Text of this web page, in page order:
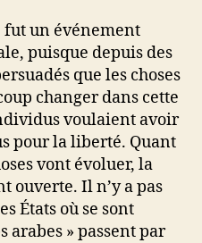
fut un événement
puisque depuis des
que les choses
changer dans cette
voulaient avoir
pour la liberté. Quant
vont évoluer, la
ouverte. Il n’y a pas
États où se sont
arabes » passent par